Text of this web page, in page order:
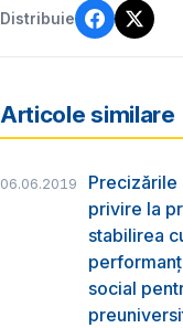
Distribuie
Articole similare
06.06.2019
Precizările
privire la
stabilirea
social